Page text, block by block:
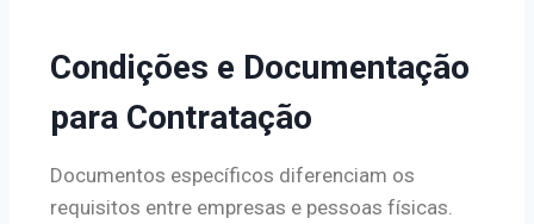
Condições e Documentação
para Contratação
Documentos específicos diferenciam os
requisitos entre empresas e pessoas físicas.